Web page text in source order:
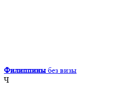
Филиппины без визы
Ч